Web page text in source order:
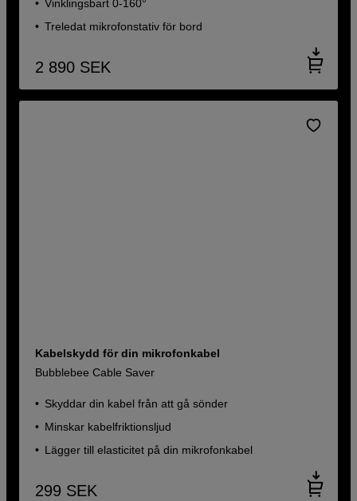
Vinklingsbart 0-160°
Treledat mikrofonstativ för bord
2 890 SEK
Kabelskydd för din mikrofonkabel
Bubblebee Cable Saver
Skyddar din kabel från att gå sönder
Minskar kabelfriktionsljud
Lägger till elasticitet på din mikrofonkabel
299 SEK